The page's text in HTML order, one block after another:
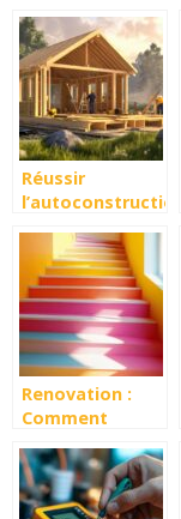
Réussir
l’autoconstruction
maison en bois
Renovation :
Comment
cage d’escalier
en evitant les
erreurs de